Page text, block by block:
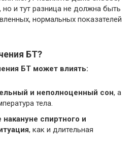
и тут разница не должна быть
нормальных показателей
БТ?
БТ может влиять:
и неполноценный сон, а
тела.
спиртного и
, как и длительная